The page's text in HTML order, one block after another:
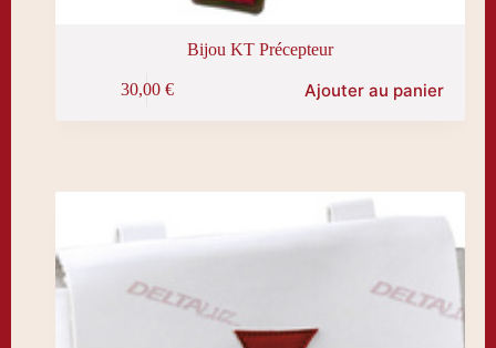
Bijou KT Précepteur
30,00 € Ajouter au panier